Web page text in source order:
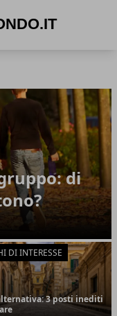
di
DI INTERESSE
3 posti inediti